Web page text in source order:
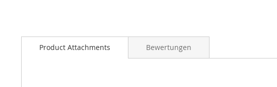
Product Attachments Bewertungen